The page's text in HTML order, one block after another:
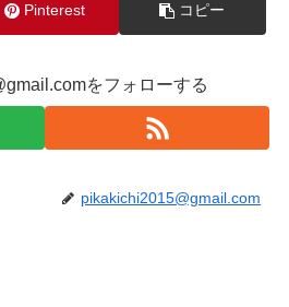
Pinterest コピー
をフォローする
pikakichi2015@gmail.com